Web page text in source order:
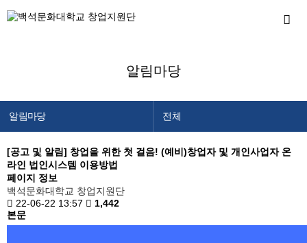
알림마당
알림마당
창업교육센터
창업보육센터
백석메이커스
전체
[공고 및 알림] 창업을 위한 첫 걸음! (예비)창업자 및 개인사업자 온
라인 법인시스템 이용방법
페이지 정보
백석문화대학교 창업지원단
22-06-22 13:57
1,442
본문